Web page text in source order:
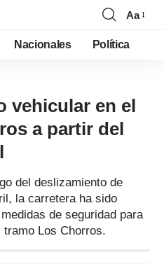
Aa
Nacionales Política
vehicular en el
a partir del
del deslizamiento de
la carretera ha sido
de seguridad para
Los Chorros.